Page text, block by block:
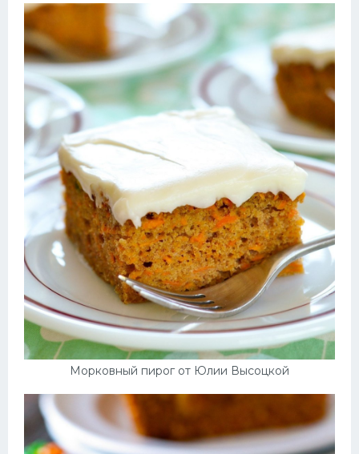
Морковный пирог от Юлии Высоцкой